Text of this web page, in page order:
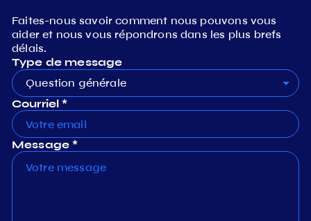
Faites-nous savoir comment nous pouvons vous
aider et nous vous répondrons dans les plus brefs
délais.
Type de message
Question générale
Courriel *
Message *